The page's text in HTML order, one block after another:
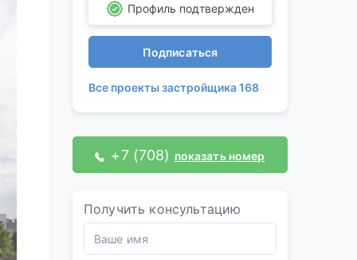
Профиль подтвержден
Подписаться
Все проекты застройщика 168
+7 (708) показать номер
Получить консультацию